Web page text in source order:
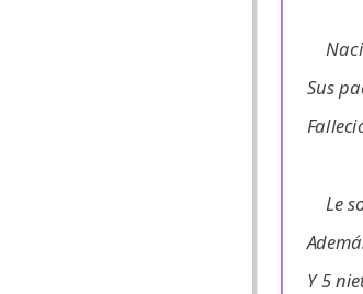
Sus
Le
Y 5